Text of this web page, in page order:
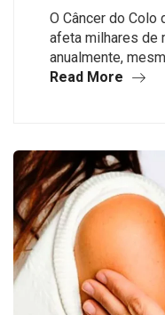
O Câncer do Colo
afeta milhares de
anualmente,
Read More